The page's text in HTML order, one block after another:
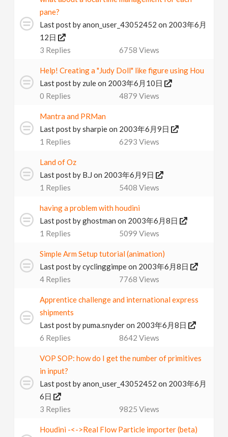
pane?
Last post byanon_user_43052452 on 2003年6月
12日
3 Replies 6758 Views
Help! Creating a "Judy Doll" like figure using Hou
Last post by zuleon 2003年6月10日
0 Replies 4879 Views
Mantra and PRMan
Last post bysharpieon 2003年6月9日
1 Replies 6293 Views
Land of Oz
Last post by B.J on 2003年6月9日
1 Replies 5408 Views
having a problem with houdini
Last post byghostman on 2003年6月8日
1 Replies 5099 Views
Simple Arm Setup tutorial (animation)
Last post bycyclinggimpeon 2003年6月8日
4 Replies 7768 Views
Apprentice challenge and international express
shipments
Last post bypuma.snyderon 2003年6月8日
6 Replies 8642 Views
VOP SOP: how do I get the number of primitives
in input?
Last post byanon_user_43052452 on 2003年6月
6日
3 Replies 9825 Views
Houdini -<->Real Flow Particle importer (beta)